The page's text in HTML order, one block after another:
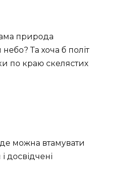
природа
Та хоча б політ
по краю скелястих
можна втамувати
досвідчені